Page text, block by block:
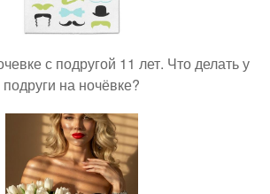
с подругой 11 лет. Что делать у
подруги на ночёвке?